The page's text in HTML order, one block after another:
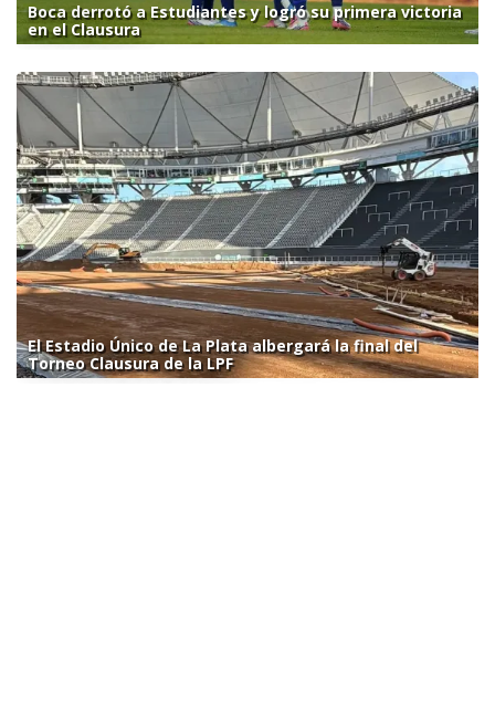
Boca derrotó a Estudiantes y logró su primera victoria
en el Clausura
El Estadio Único de La Plata albergará la final del
Torneo Clausura de la LPF